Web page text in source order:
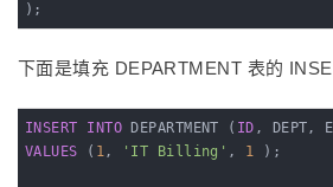
);
下面是填充 DEPARTMENT 表的
INSERT INTO DEPARTMENT ( ID
VALUES ( 1, 'IT Billing' , 1 );